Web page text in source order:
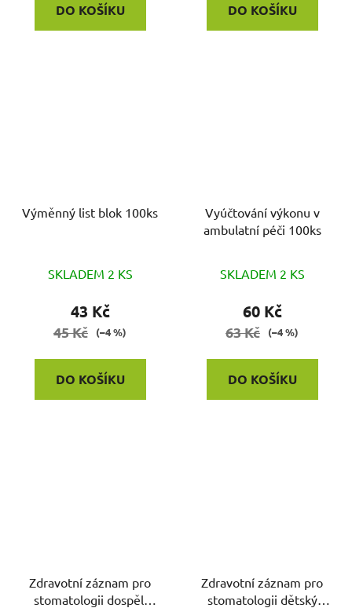
DO KOŠÍKU DO KOŠÍKU
Výměnný list blok 100ks
SKLADEM 2 KS
43 Kč
45 Kč (–4 %)
DO KOŠÍKU
Vyúčtování výkonu v
ambulatní péči 100ks
SKLADEM 2 KS
60 Kč
63 Kč (–4 %)
DO KOŠÍKU
Zdravotní záznam pro
stomatologii dospělí
Zdravotní záznam pro
stomatologii dětský